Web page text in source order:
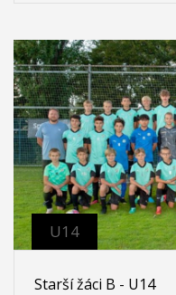
U14
Starší žáci B - U14